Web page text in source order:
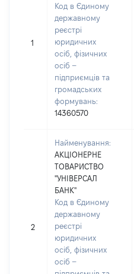
1
Код в Єдиному
державному
реєстрі
юридичних
осіб, фізичних
осіб –
підприємців та
громадських
формувань:
14360570
2
Найменування:
АКЦІОНЕРНЕ
ТОВАРИСТВО
"УНІВЕРСАЛ
БАНК"
Код в Єдиному
державному
реєстрі
юридичних
осіб, фізичних
осіб –